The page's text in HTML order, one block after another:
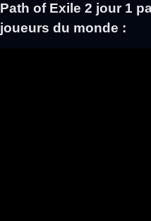
Path of Exile 2 jour 1
joueurs du monde :